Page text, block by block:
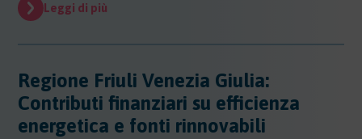
Leggi di più
Regione Friuli Venezia Giulia:
Contributi finanziari su efficienza
energetica e fonti rinnovabili